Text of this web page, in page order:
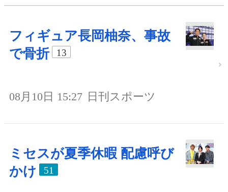
フィギュア長岡柚奈、事故
で骨折
13
08月10日 15:27 日刊スポーツ
ミセスが夏季休暇 配慮呼び
かけ
51